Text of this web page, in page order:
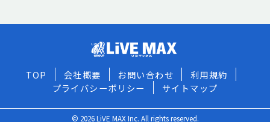
TOP 会社概要 お問い合わせ
利用規約
プライバシーポリシー
サイトマップ
© 2026 LiVE MAX Inc. All rights reserved.